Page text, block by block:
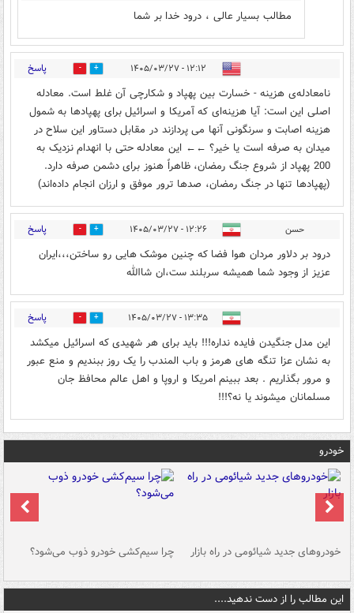
مطالب بسیار عالی ، درود خدا بر شما
۱۲:۱۲ - ۱۴۰۵/۰۳/۲۷ 5 پاسخ
نامعادله‌ی هزینه - خسارت بین پهپاد و شکارچی آن غلط است. معادله
اصلی این است: آیا هزینه‌ای که آمریکا و اسرائیل برای پهپادها به شمول
هزینه اصابت و سرنگونی آنها می پردازند در مقابل دستاور این سلاح در
میدان به صرفه است یا خیر؟ ←← این معادله حتی با انهدام نزدیک به
200 پهپاد از شروع جنگ رمضان، ظاهراً هنوز برای دشمن صرفه دارد.
(پهپادها تنها در جنگ رمضان، صدها ترور موفق و ارزان انجام داده‌اند)
حسن ۱۲:۲۶ - ۱۴۰۵/۰۳/۲۷ 4 پاسخ
درود بر دلاور مردان هوا فضا که چنین موشک هایی رو ساختن،،،ایران
عزیز از وجود شما همیشه سربلند ست،ان شاالله
۱۳:۳۵ - ۱۴۰۵/۰۳/۲۷ 0 پاسخ
این مدل جنگیدن فایده نداره!!! باید برای هر شهیدی که اسرائیل میکشد
به نشان عزا تنگه های هرمز و باب المندب را یک روز ببندیم و منع عبور
و مرور بگذاریم . بعد ببینم امریکا و اروپا و اهل عالم محافظ جان
مسلمانان میشوند یا نه؟!!!
خودرو
خودروهای جدید شیائومی در راه بازار چرا سیم‌کشی خودرو ذوب می‌شود؟
این مطالب را از دست ندهید....